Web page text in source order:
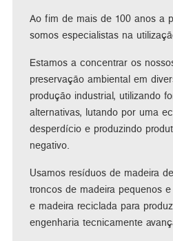
Ao fim de mais de 100 anos a
somos especialistas na
Estamos a concentrar os
preservação ambiental em
produção industrial, utilizando
alternativas, lutando por uma
desperdício e produzindo
negativo.
Usamos resíduos de madeira
troncos de madeira pequenos
e madeira reciclada para
engenharia tecnicamente